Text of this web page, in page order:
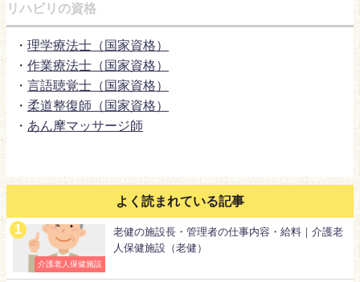
リハビリの資格
・ 理学療法士（国家資格）
・ 作業療法士（国家資格）
・ 言語聴覚士（国家資格）
・ 柔道整復師（国家資格）
・ あん摩マッサージ師
よく読まれている記事
介護老人保健施設
老健の施設長・管理者の仕事内容・給料｜介護老
人保健施設（老健）